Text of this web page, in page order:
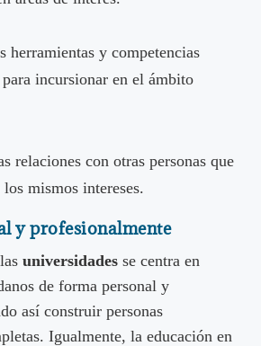
herramientas y competencias
para incursionar en el ámbito
relaciones con otras personas que
mismos intereses.
y profesionalmente
lasuniversidades se centra en
de forma personal y
así construir personas
Igualmente, la educación en